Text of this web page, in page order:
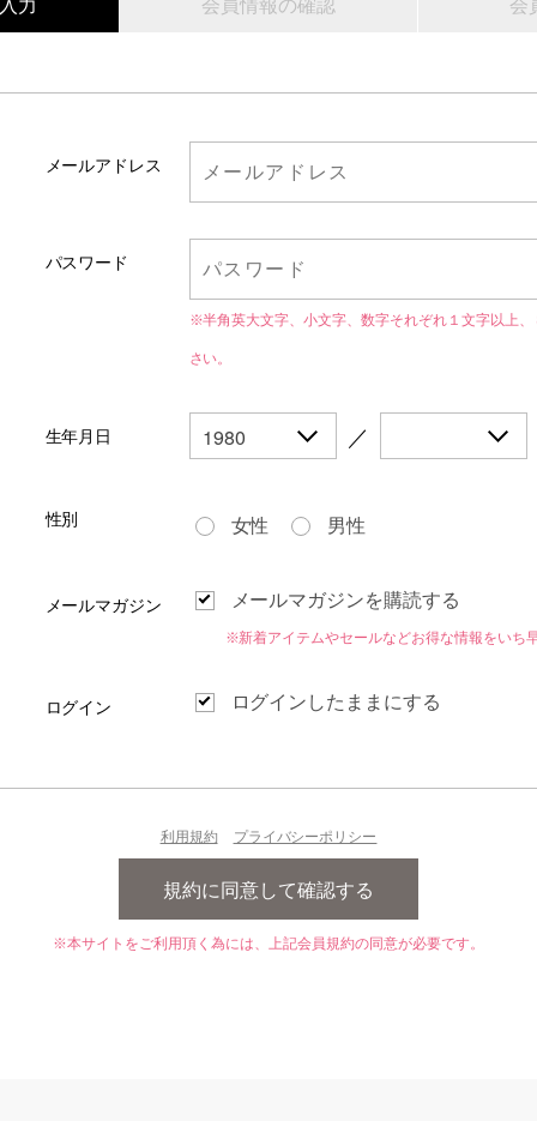
メールアドレス
パスワード
※半角英大文字、小文字、数字それぞれ１文字以上
さい。
生年月日 ／
性別 女性 男性
メールマガジン メールマガジンを購読する
※新着アイテムやセールなどお得な情報をいち
ログイン ログインしたままにする
利用規約 プライバシーポリシー
※本サイトをご利用頂く為には、上記会員規約の同意が必要です。